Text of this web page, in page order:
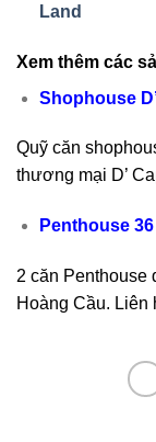
Land
Xem thêm các
Shophouse
Quỹ căn
thương mại D’
Penthouse
2 căn Penthouse
Hoàng Cầu. Liên